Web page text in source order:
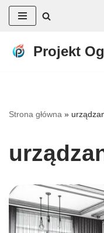
do
Projekt
Strona główna »